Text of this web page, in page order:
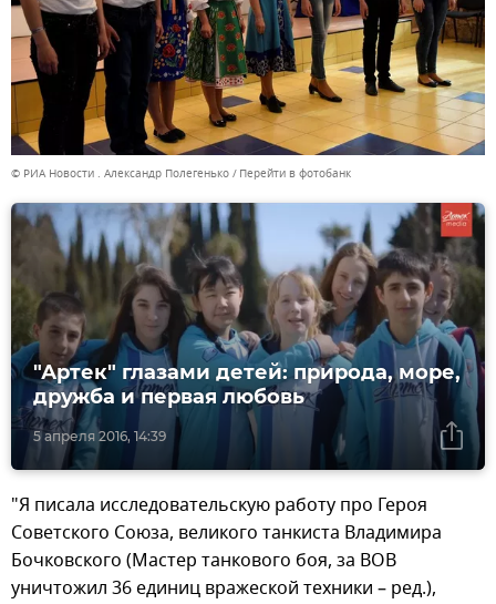
© РИА Новости . Александр Полегенько Перейти в фотобанк
5 апреля 2016, 14:39
"Артек" глазами детей: природа, море,
дружба и первая любовь
"Я писала исследовательскую работу про Героя
Советского Союза, великого танкиста Владимира
Бочковского (Мастер танкового боя, за ВОВ
уничтожил 36 единиц вражеской техники – ред.),